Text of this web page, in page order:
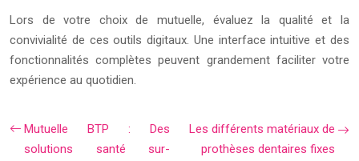
Lors de votre choix de mutuelle, évaluez la qualité et la
convivialité de ces outils digitaux. Une interface intuitive et des
fonctionnalités complètes peuvent grandement faciliter votre
expérience au quotidien.
Mutuelle BTP : Des
solutions santé sur-
Les différents matériaux de
prothèses dentaires fixes